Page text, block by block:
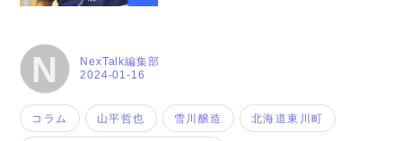
N 2024-01-16
NexTalk編集部
コラム 山平哲也 雪川醸造 北海道東川町